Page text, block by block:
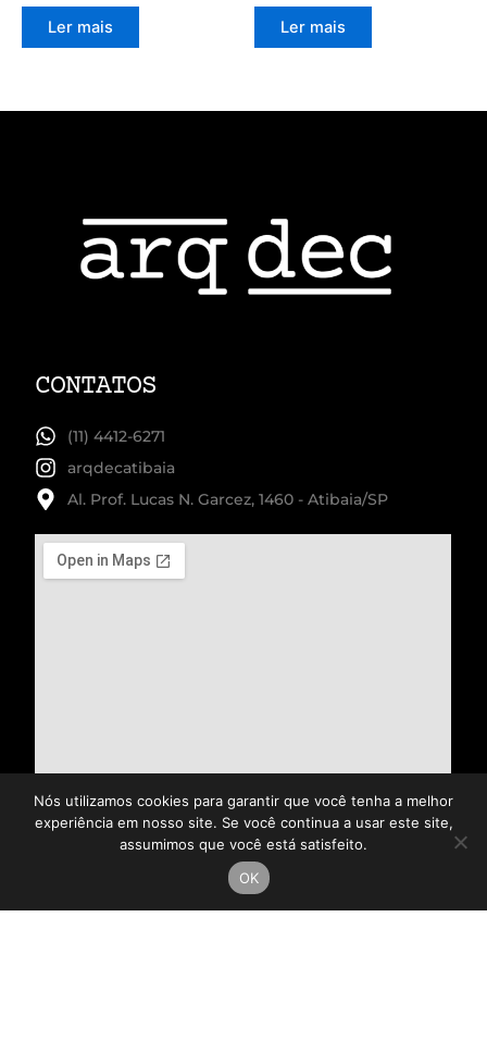
Ler mais Ler mais
CONTATOS
(11) 4412-6271
arqdecatibaia
Al. Prof. Lucas N. Garcez, 1460 - Atibaia/SP
Nós utilizamos cookies para garantir que você tenha a melhor
experiência em nosso site. Se você continua a usar este site,
assumimos que você está satisfeito.
OK